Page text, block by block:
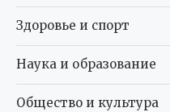
Здоровье и спорт
Наука и образование
Общество и культура